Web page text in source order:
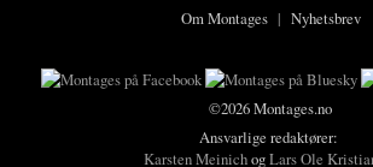
Om Montages| Nyhetsbrev
©2026 Montages.no
Ansvarlige redaktører:
Karsten MeinichogLars Ole